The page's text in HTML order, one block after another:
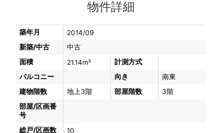
物件詳細
築年月
2014/09
新築/中古
中古
面積
21.14m²
計測方式
バルコニー
向き
南東
建物階数
地上3階 部屋階数
3階
部屋/区画番
号
総戸/区画数
10